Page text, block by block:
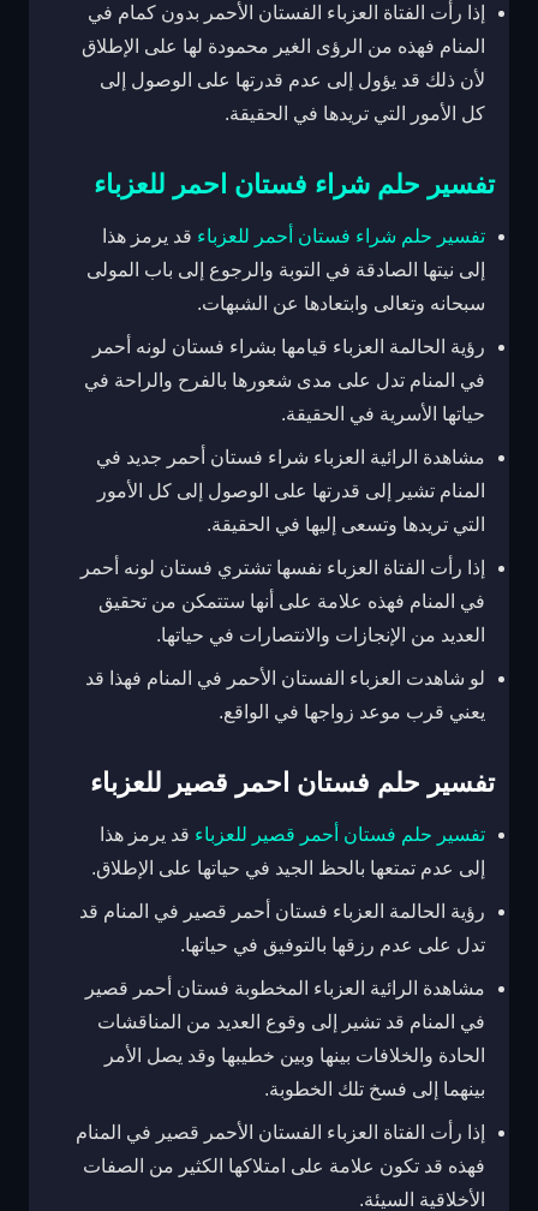
إذا رأت الفتاة العزباء الفستان الأحمر بدون كمام في
المنام فهذه من الرؤى الغير محمودة لها على الإطلاق
لأن ذلك قد يؤول إلى عدم قدرتها على الوصول إلى
كل الأمور التي تريدها في الحقيقة.
تفسير حلم شراء فستان احمر للعزباء
تفسير حلم شراء فستان أحمر للعزباء قد يرمز هذا
إلى نيتها الصادقة في التوبة والرجوع إلى باب المولى
سبحانه وتعالى وابتعادها عن الشبهات.
رؤية الحالمة العزباء قيامها بشراء فستان لونه أحمر
في المنام تدل على مدى شعورها بالفرح والراحة في
حياتها الأسرية في الحقيقة.
مشاهدة الرائية العزباء شراء فستان أحمر جديد في
المنام تشير إلى قدرتها على الوصول إلى كل الأمور
التي تريدها وتسعى إليها في الحقيقة.
إذا رأت الفتاة العزباء نفسها تشتري فستان لونه أحمر
في المنام فهذه علامة على أنها ستتمكن من تحقيق
العديد من الإنجازات والانتصارات في حياتها.
لو شاهدت العزباء الفستان الأحمر في المنام فهذا قد
يعني قرب موعد زواجها في الواقع.
تفسير حلم فستان احمر قصير للعزباء
تفسير حلم فستان أحمر قصير للعزباء قد يرمز هذا
إلى عدم تمتعها بالحظ الجيد في حياتها على الإطلاق.
رؤية الحالمة العزباء فستان أحمر قصير في المنام قد
تدل على عدم رزقها بالتوفيق في حياتها.
مشاهدة الرائية العزباء المخطوبة فستان أحمر قصير
في المنام قد تشير إلى وقوع العديد من المناقشات
الحادة والخلافات بينها وبين خطيبها وقد يصل الأمر
بينهما إلى فسخ تلك الخطوبة.
إذا رأت الفتاة العزباء الفستان الأحمر قصير في المنام
فهذه قد تكون علامة على امتلاكها الكثير من الصفات
الأخلاقية السيئة.